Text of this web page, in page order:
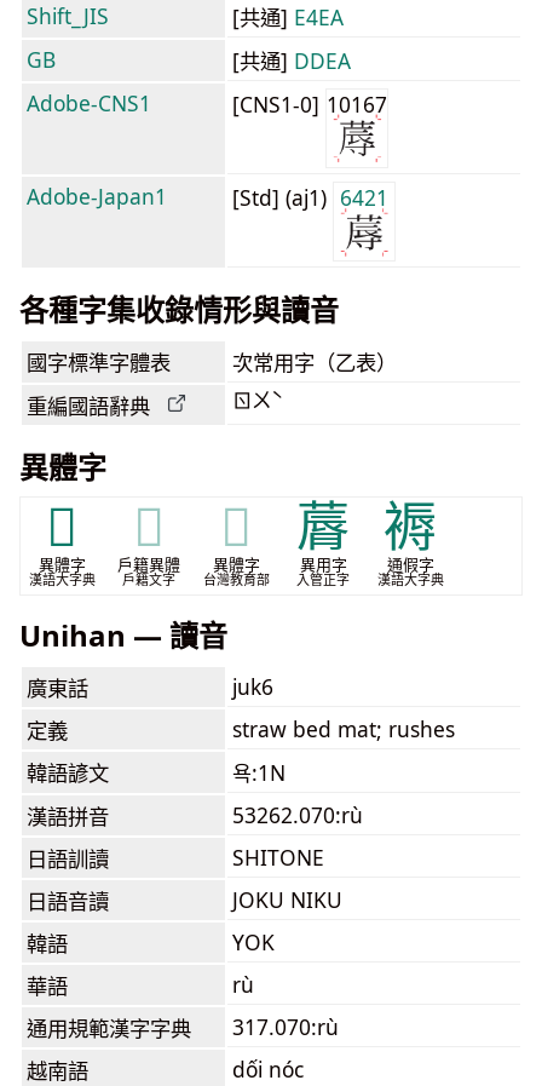
Shift_JIS
[共通] E4EA
GB
[共通] DDEA
Adobe-CNS1
[CNS1-0] 10167
Adobe-Japan1 [Std] (aj1) 6421
各種字集收錄情形與讀音
國字標準字體表 次常用字（乙表）
重編國語辭典 ㄖㄨˋ
異體字
𦸳
異體字
漢語大字典
𦸳
戶籍異體
戶籍文字
𦸳
異體字
台灣教育部
䔚
異用字
入管正字
褥
通假字
漢語大字典
Unihan — 讀音
廣東話
juk6
定義
straw bed mat; rushes
韓語諺文
욕:1N
漢語拼音
53262.070:rù
日語訓讀
SHITONE
日語音讀
JOKU NIKU
韓語
YOK
華語
rù
通用規範漢字字典
317.070:rù
越南語
dối nóc